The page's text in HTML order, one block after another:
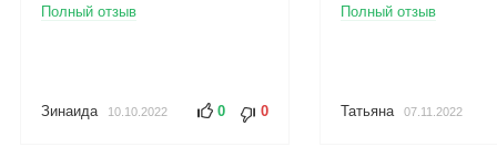
Полный отзыв
Зинаида 10.10.2022 0 0
Полный отзыв
Татьяна 07.11.2022